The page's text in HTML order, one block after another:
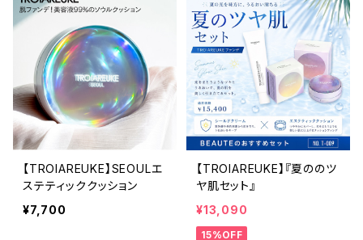
【TROIAREUKE】SEOULエ
ステティッククッション
¥7,700
【TROIAREUKE】『夏ののツ
ヤ肌セット』
¥13,090
15%OFF